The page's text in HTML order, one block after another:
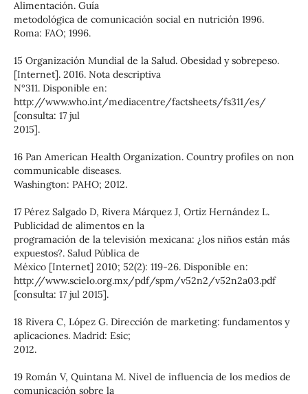
Alimentación. Guía
metodológica de comunicación social en nutrición 1996.
Roma: FAO; 1996.
15 Organización Mundial de la Salud. Obesidad y sobrepeso.
[Internet]. 2016. Nota descriptiva
N°311. Disponible en:
http://www.who.int/mediacentre/factsheets/fs311/es/
[consulta: 17 jul
2015].
16 Pan American Health Organization. Country profiles on non
communicable diseases.
Washington: PAHO; 2012.
17 Pérez Salgado D, Rivera Márquez J, Ortiz Hernández L.
Publicidad de alimentos en la
programación de la televisión mexicana: ¿los niños están más
expuestos?. Salud Pública de
México [Internet] 2010; 52(2): 119-26. Disponible en:
http://www.scielo.org.mx/pdf/spm/v52n2/v52n2a03.pdf
[consulta: 17 jul 2015].
18 Rivera C, López G. Dirección de marketing: fundamentos y
aplicaciones. Madrid: Esic;
2012.
19 Román V, Quintana M. Nivel de influencia de los medios de
comunicación sobre la